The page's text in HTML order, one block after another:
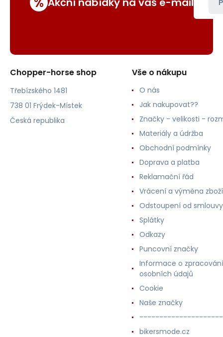
Chopper-horse shop
Třebízského 1481
738 01 Frýdek-Místek
Česká republika
Vše o nákupu
O nás
Jak nakupovat??
Značky - velikosti -
Materiály a údržba
Obchodní podmínky
Doprava a platba
Reklamační řád
Vrácení a výměna zboží
Odstoupení od smlouvy
Splátky
Odkazy
Puncovní značky
Informace o zpracování
osobních údajů
Cookie
Naše značky
bikersmode.cz